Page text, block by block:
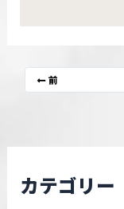
前
カテゴリー